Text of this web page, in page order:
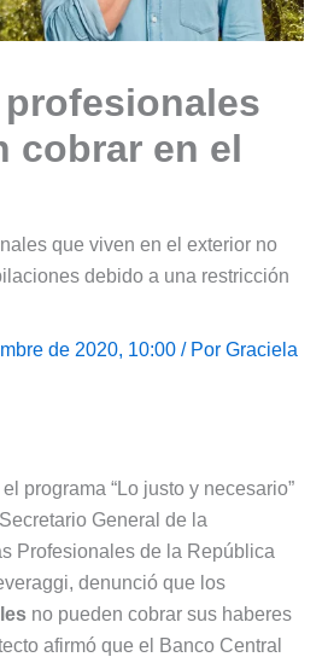
cobrar en el
que viven en el exterior no
debido a una restricción
de 2020, 10:00 / Por Graciela
programa “Lo justo y necesario”
General de la
Profesionales de la República
denunció que los
no pueden cobrar sus haberes
afirmó que el Banco Central